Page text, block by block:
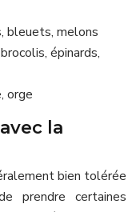
bleuets, melons
épinards,
orge
la
bien tolérée
prendre certaines